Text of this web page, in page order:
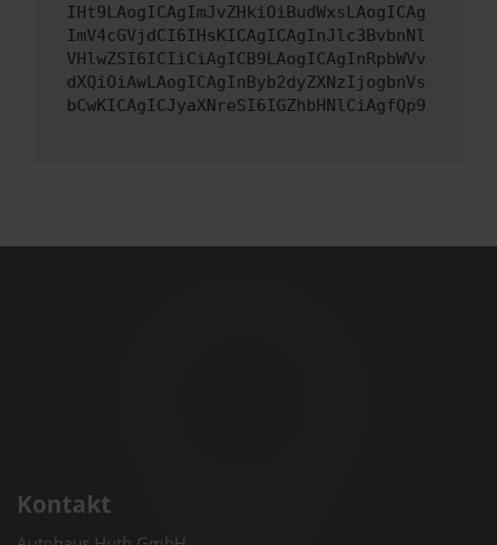
IHt9LAogICAgImJvZHkiOiBudWxsLAogICAg
ImV4cGVjdCI6IHsKICAgICAgInJlc3BvbnNl
VHlwZSI6ICIiCiAgICB9LAogICAgInRpbWVv
dXQiOiAwLAogICAgInByb2dyZXNzIjogbnVs
bCwKICAgICJyaXNreSI6IGZhbHNlCiAgfQp9
Kontakt